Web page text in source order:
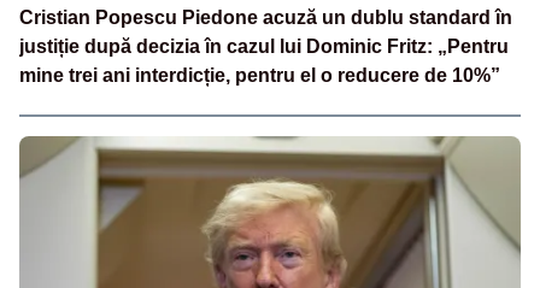
Cristian Popescu Piedone acuză un dublu standard în
justiție după decizia în cazul lui Dominic Fritz: „Pentru
mine trei ani interdicție, pentru el o reducere de 10%”